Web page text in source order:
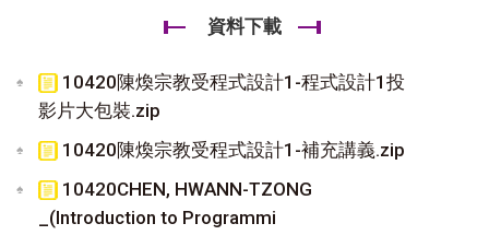
資料下載
10420陳煥宗教受程式設計1-程式設計1投
影片大包裝.zip
10420陳煥宗教受程式設計1-補充講義.zip
10420CHEN, HWANN-TZONG
_(Introduction to Programmi